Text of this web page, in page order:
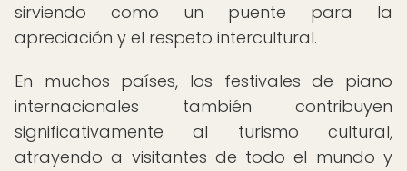
sirviendo como un puente para la
apreciación y el respeto intercultural.
En muchos países, los festivales de piano
internacionales también contribuyen
significativamente al turismo cultural,
atrayendo a visitantes de todo el mundo y